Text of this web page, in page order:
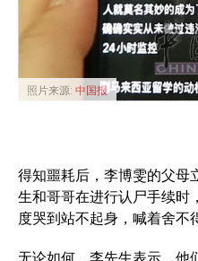
照片来源: 中国报
得知噩耗后，李博雯的父母
生和哥哥在进行认尸手续时
度哭到站不起身，喊着舍不